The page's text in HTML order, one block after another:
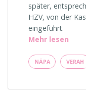
später,
HZV, von der
eingeführt.
Mehr lesen
ab
NÄPA VERAH